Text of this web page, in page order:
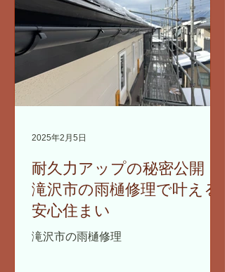
耐久力アップの秘密公開！
滝沢市の雨樋修理で叶える
安心住まい
滝沢市の雨樋修理
2025年2月5日